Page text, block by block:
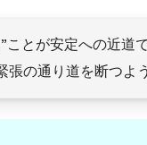
とが安定への近道で
の通り道を断つよ